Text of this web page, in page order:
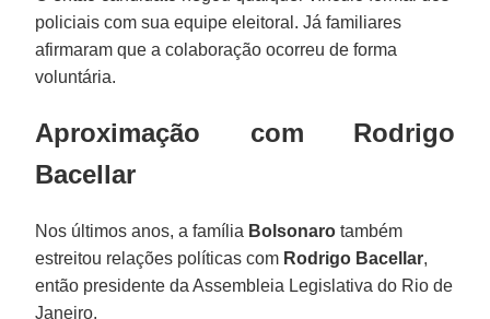
policiais com sua equipe eleitoral. Já familiares
afirmaram que a colaboração ocorreu de forma
voluntária.
Aproximação com Rodrigo
Bacellar
Nos últimos anos, a família Bolsonaro também
estreitou relações políticas com Rodrigo Bacellar,
então presidente da Assembleia Legislativa do Rio de
Janeiro.